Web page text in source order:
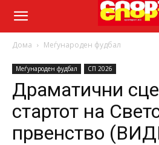
Дома Меѓународен фудбал
Меѓународен фудбал СП 2026
Драматични
стартот на
првенство